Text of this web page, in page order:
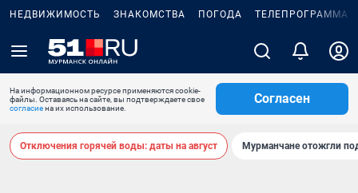
НЕДВИЖИМОСТЬ ЗНАКОМСТВА ПОГОДА ТЕЛЕПРОГРАММА
На информационном ресурсе применяются cookie-
файлы. Оставаясь на сайте, вы подтверждаете свое
согласиена их использование.
Согласен
Отключения горячей воды: даты на август Мурманчане отожгли